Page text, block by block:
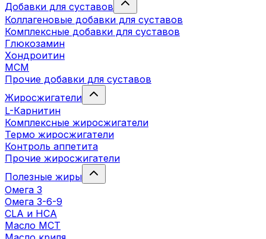
Добавки для суставов
Коллагеновые добавки для суставов
Комплексные добавки для суставов
Глюкозамин
Хондроитин
MCM
Прочие добавки для суставов
Жиросжигатели
L-Карнитин
Комплексные жиросжигатели
Термо жиросжигатели
Контроль аппетита
Прочие жиросжигатели
Полезные жиры
Омега 3
Омега 3-6-9
CLA и HCA
Масло МСТ